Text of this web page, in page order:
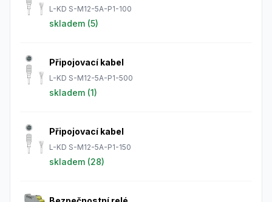
L-KD S-M12-5A-P1-100
skladem (5)
Připojovací kabel
L-KD S-M12-5A-P1-500
skladem (1)
Připojovací kabel
L-KD S-M12-5A-P1-150
skladem (28)